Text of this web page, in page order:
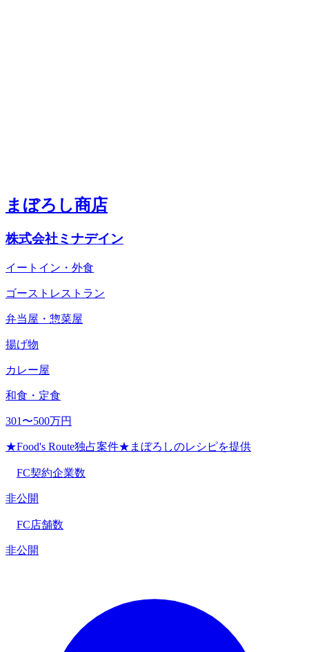
まぼろし商店
株式会社ミナデイン
イートイン・外食
ゴーストレストラン
弁当屋・惣菜屋
揚げ物
カレー屋
和食・定食
301〜500万円
★Food's Route独占案件★まぼろしのレシピを提供
FC契約企業数
非公開
FC店舗数
非公開